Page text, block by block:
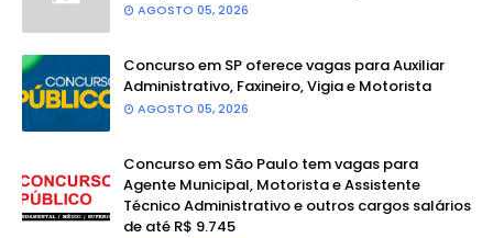
AGOSTO 05, 2026
Concurso em SP oferece vagas para Auxiliar
Administrativo, Faxineiro, Vigia e Motorista
AGOSTO 05, 2026
Concurso em São Paulo tem vagas para
Agente Municipal, Motorista e Assistente
Técnico Administrativo e outros cargos salários
de até R$ 9.745